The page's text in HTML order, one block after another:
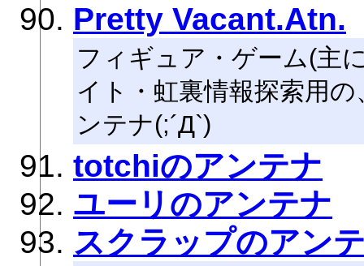
Pretty Vacant.Atn.
フィギュア・ゲーム(主
イト・虹裏情報探索用
ンテナ(;´Д`)
totchiのアンテナ
ユーリのアンテナ
スクラップのアン